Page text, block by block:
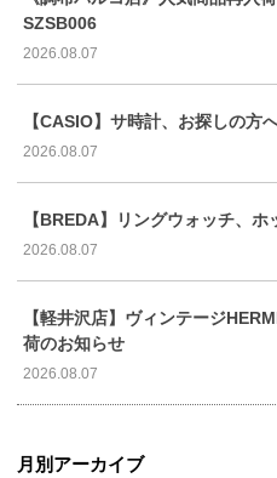
SZSB006
2026.08.07
【CASIO】サ時計、お探しの方
2026.08.07
【BREDA】リングウォッチ、ホ
2026.08.07
【軽井沢店】ヴィンテージ
荷のお知らせ
2026.08.07
月別アーカイブ